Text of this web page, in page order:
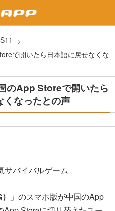
で開いたら日本語に戻せなくな
のApp Storeで開いたら
くなったとの声
サバイバルゲーム
」のスマホ版が中国のApp